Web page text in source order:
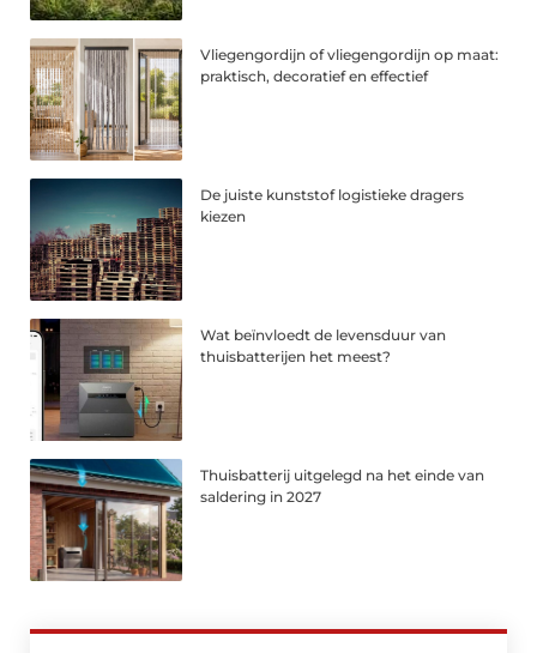
Vliegengordijn of vliegengordijn op maat:
praktisch, decoratief en effectief
De juiste kunststof logistieke dragers
kiezen
Wat beïnvloedt de levensduur van
thuisbatterijen het meest?
Thuisbatterij uitgelegd na het einde van
saldering in 2027